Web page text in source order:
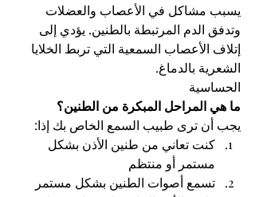
يسبب مشاكل في الأعصاب والعضلات
وتدفق الدم المرتبطة بالطنين. يؤدي إلى
إتلاف الأعصاب السمعية التي تربط الخلايا
الشعرية بالدماغ.
الحساسية
ما هي المراحل المبكرة من الطنين؟
يجب أن ترى طبيب السمع الخاص بك إذا:
كنت تعاني من طنين الأذن بشكل
مستمر أو منتظم
تسمع أصوات الطنين بشكل مستمر